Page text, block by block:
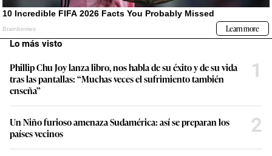
Lo más visto
Phillip Chu Joy lanza libro, nos habla de su éxito y de su vida
tras las pantallas: “Muchas veces el sufrimiento también
enseña”
1
Un Niño furioso amenaza Sudamérica: así se preparan los
países vecinos
2